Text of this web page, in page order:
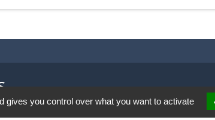
gives you control over what you want to activate